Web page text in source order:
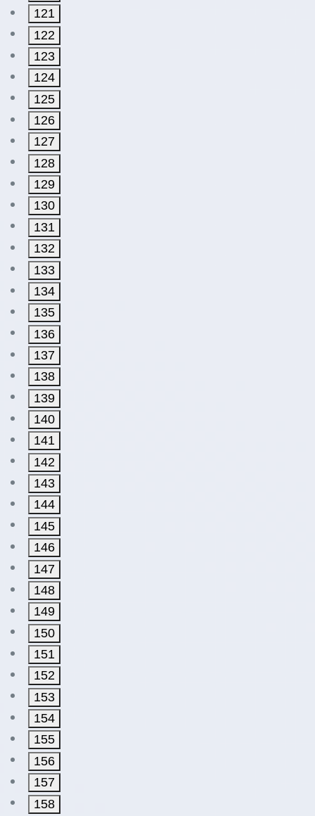
121
122
123
124
125
126
127
128
129
130
131
132
133
134
135
136
137
138
139
140
141
142
143
144
145
146
147
148
149
150
151
152
153
154
155
156
157
158